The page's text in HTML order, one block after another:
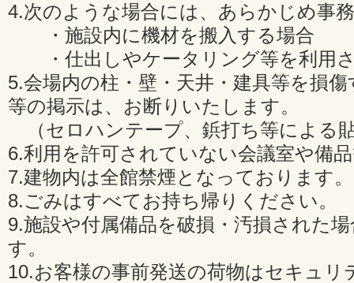
4.次のような場合には、あらかじめ事
・施設内に機材を搬入する場合
・仕出しやケータリング等を利用
5.会場内の柱・壁・天井・建具等を損
等の掲示は、お断りいたします。
（セロハンテープ、鋲打ち等による
6.利用を許可されていない会議室や備
7.建物内は全館禁煙となっております。
8.ごみはすべてお持ち帰りください。
9.施設や付属備品を破損・汚損された
す。
10.お客様の事前発送の荷物はセキュ